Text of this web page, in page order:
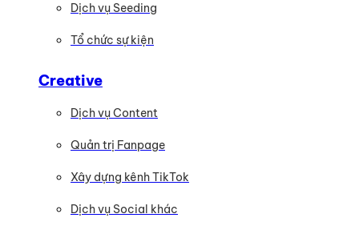
Dịch vụ Seeding
Tổ chức sự kiện
Creative
Dịch vụ Content
Quản trị Fanpage
Xây dựng kênh TikTok
Dịch vụ Social khác